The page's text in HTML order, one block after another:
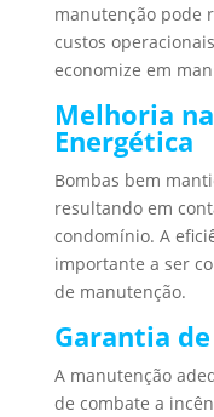
manutenção pode
custos
economize em
Melhoria
Energética
Bombas bem
resultando em
condomínio. A
importante a ser
de manutenção.
Garantia
A manutenção
de combate a